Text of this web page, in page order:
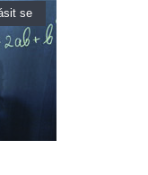
se